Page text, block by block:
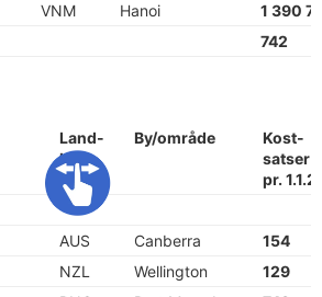
VNM Hanoi
1 390
742
Land-
kode
(ISO)
By/område
Kost-
satser
pr.
AUS Canberra
154
NZL Wellington
129